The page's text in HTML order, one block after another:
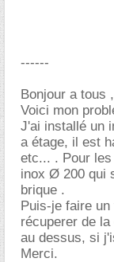
------
Bonjour a tous ,
Voici mon
J'ai installé un
a étage, il est
etc... . Pour
inox Ø 200 qui
brique .
Puis-je faire
récuperer de
au dessus, si
Merci.